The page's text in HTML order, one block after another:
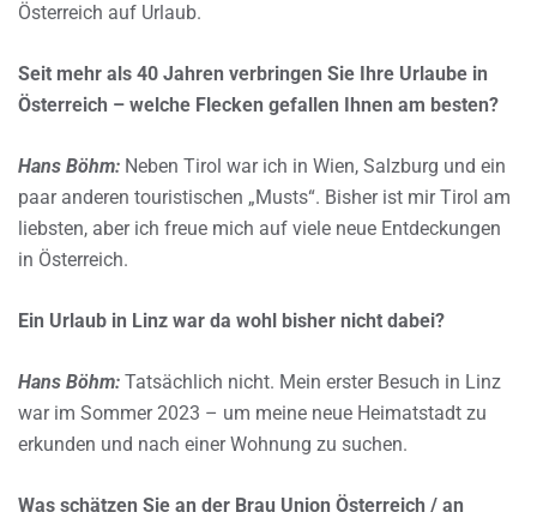
Österreich auf Urlaub.
Seit mehr als 40 Jahren verbringen Sie Ihre Urlaube in
Österreich – welche Flecken gefallen Ihnen am besten?
Hans Böhm: Neben Tirol war ich in Wien, Salzburg und ein
paar anderen touristischen „Musts“. Bisher ist mir Tirol am
liebsten, aber ich freue mich auf viele neue Entdeckungen
in Österreich.
Ein Urlaub in Linz war da wohl bisher nicht dabei?
Hans Böhm: Tatsächlich nicht. Mein erster Besuch in Linz
war im Sommer 2023 – um meine neue Heimatstadt zu
erkunden und nach einer Wohnung zu suchen.
Was schätzen Sie an der Brau Union Österreich / an